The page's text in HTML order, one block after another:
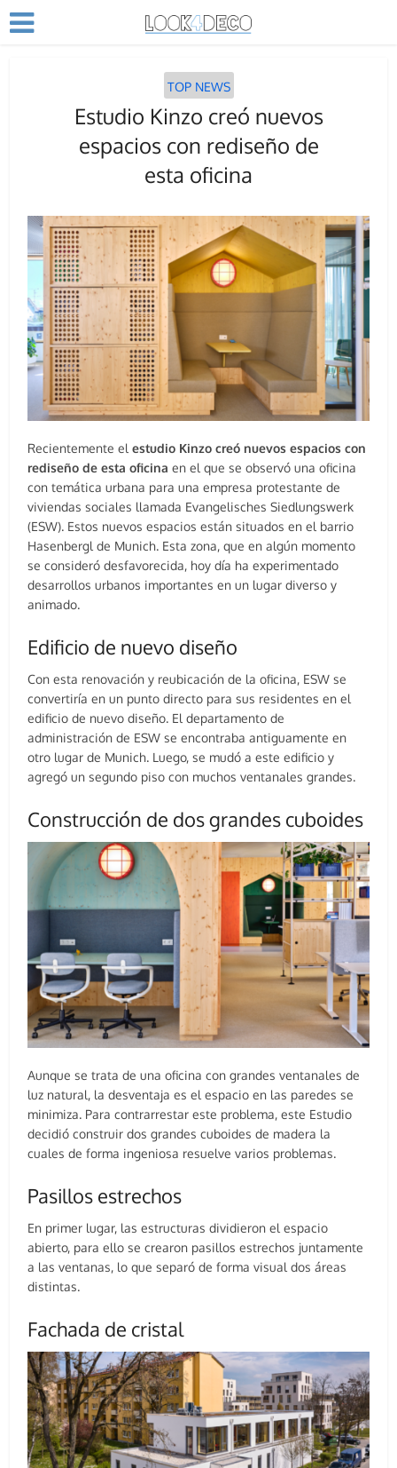
TOP NEWS
Estudio Kinzo creó nuevos
espacios con rediseño de
esta oficina
Recientemente elestudio Kinzo creó nuevos espacios con
rediseño de esta oficina en el que se observó una oficina
con temática urbana para una empresa protestante de
viviendas sociales llamada Evangelisches Siedlungswerk
(ESW). Estos nuevos espacios están situados en el barrio
Hasenbergl de Munich. Esta zona, que en algún momento
se consideró desfavorecida, hoy día ha experimentado
desarrollos urbanos importantes en un lugar diverso y
animado.
Edificio de nuevo diseño
Con esta renovación y reubicación de la oficina, ESW se
convertiría en un punto directo para sus residentes en el
edificio de nuevo diseño. El departamento de
administración de ESW se encontraba antiguamente en
otro lugar de Munich. Luego, se mudó a este edificio y
agregó un segundo piso con muchos ventanales grandes.
Construcción de dos grandes cuboides
Aunque se trata de una oficina con grandes ventanales de
luz natural, la desventaja es el espacio en las paredes se
minimiza. Para contrarrestar este problema, este Estudio
decidió construir dos grandes cuboides de madera la
cuales de forma ingeniosa resuelve varios problemas.
Pasillos estrechos
En primer lugar, las estructuras dividieron el espacio
abierto, para ello se crearon pasillos estrechos juntamente
a las ventanas, lo que separó de forma visual dos áreas
distintas.
Fachada de cristal